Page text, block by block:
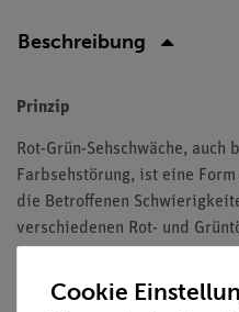
Beschreibung
Prinzip
Rot-Grün-Sehschwäche, auch
Farbsehstörung, ist eine
die Betroffenen
verschiedenen Rot- und
zurückzuführen, den
Wahrnehmung von Farben
Cookie